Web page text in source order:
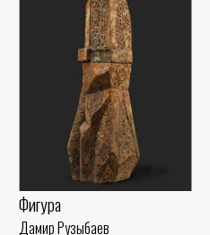
Фигура
Дамир Рузыбаев